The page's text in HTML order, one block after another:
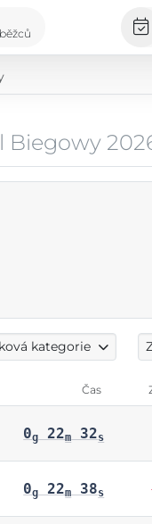
Biegowy
kategorie
Čas
0g 22m 32s
0g 22m 38s